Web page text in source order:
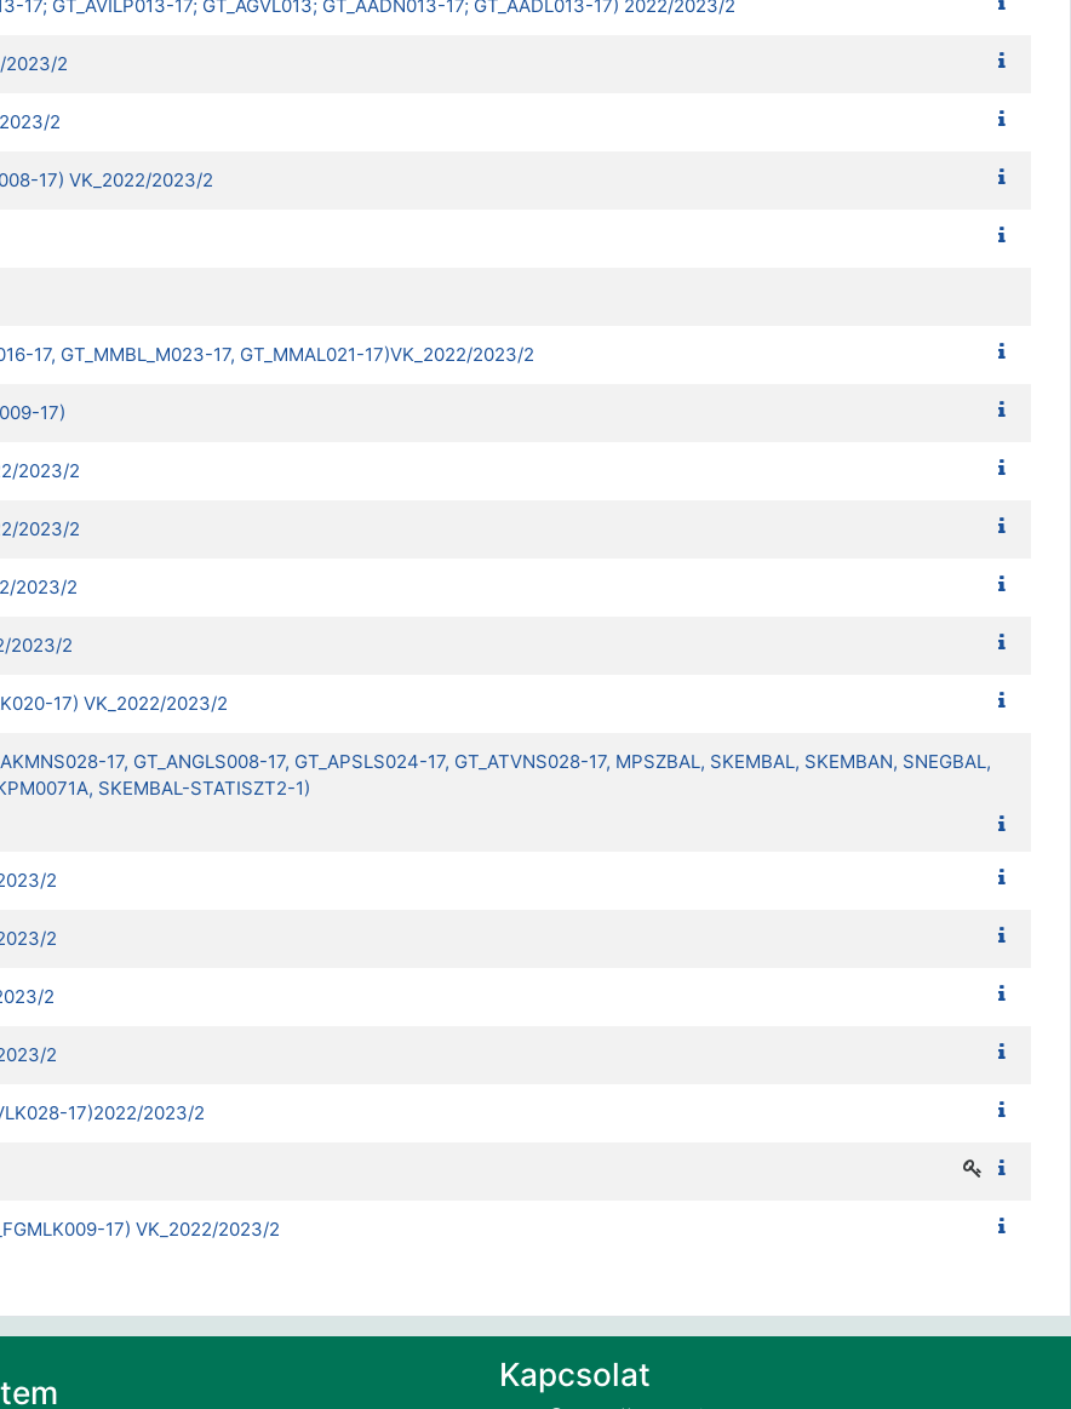
17; GT_AVILP013-17; GT_AGVL013; GT_AADN013-17; GT_AADL013-17) 2022/2023/2
2023/2
2
17) VK_2022/2023/2
17, GT_MMBL_M023-17, GT_MMAL021-17)VK_2022/2023/2
17)
2023/2
2023/2
2023/2
2023/2
17) VK_2022/2023/2
17, GT_ANGLS008-17, GT_APSLS024-17, GT_ATVNS028-17, MPSZBAL, SKEMBAL, SKEMBAN, SNEGBAL,
SKEMBAL-STATISZT2-1)
2
2
2
2
17)2022/2023/2
17) VK_2022/2023/2
Kapcsolat